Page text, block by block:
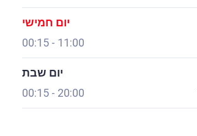
יום חמישי
11:00
-
00:15
יום שבת
20:00
-
00:15